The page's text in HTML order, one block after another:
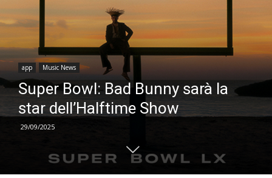
app Music News
Super Bowl: Bad Bunny sarà la
star dell’Halftime Show
29/09/2025